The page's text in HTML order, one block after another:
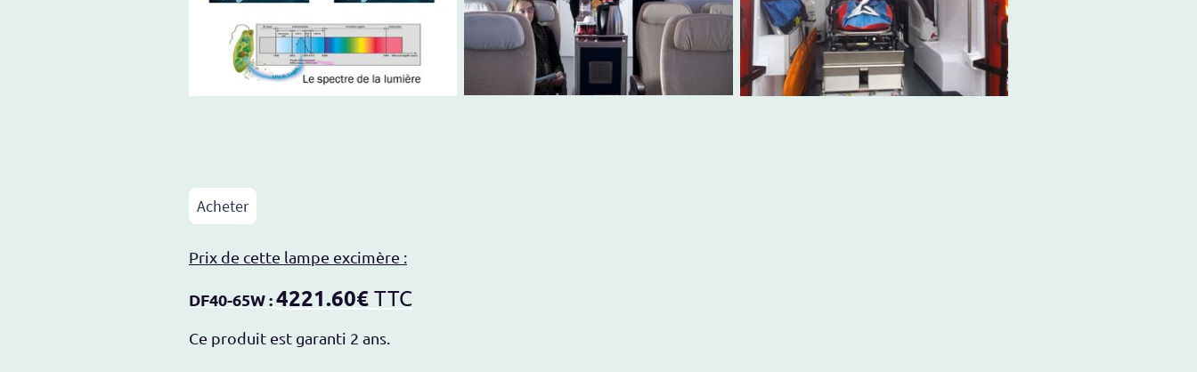
Acheter
Prix de cette lampe excimère :
DF40-65W :4221.60€ TTC
Ce produit est garanti 2 ans.